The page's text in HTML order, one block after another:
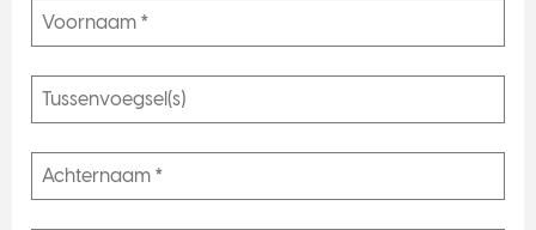
N
e
e
O
n
e
J